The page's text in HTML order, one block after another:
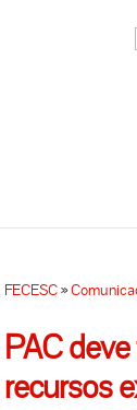
FECESC»
PAC
recursos